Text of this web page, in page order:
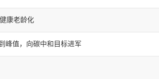
康老龄化
峰值，向碳中和目标进军